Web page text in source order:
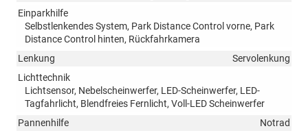
Einparkhilfe
Selbstlenkendes System, Park Distance Control vorne, Park
Distance Control hinten, Rückfahrkamera
Lenkung
Servolenkung
Lichttechnik
Lichtsensor, Nebelscheinwerfer, LED-Scheinwerfer, LED-
Tagfahrlicht, Blendfreies Fernlicht, Voll-LED Scheinwerfer
Pannenhilfe
Notrad